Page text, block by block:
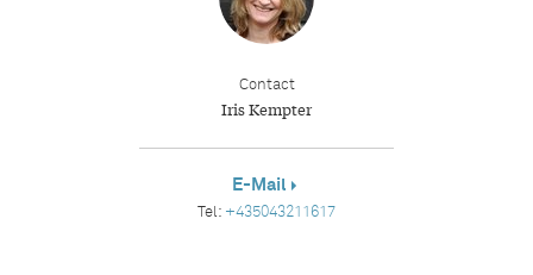
Contact
Iris Kempter
E-Mail
Tel: +435043211617